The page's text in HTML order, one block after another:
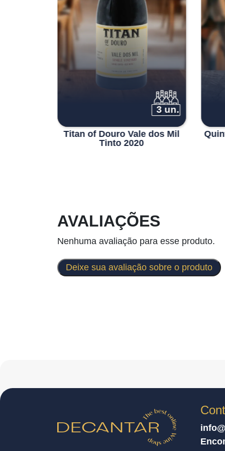
3 un.
Titan of Douro Vale dos Mil
Tinto 2020
AVALIAÇÕES
Nenhuma avaliação para esse produto.
Deixe sua avaliação sobre o produto